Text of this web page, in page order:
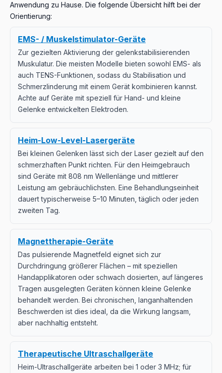
Handfunktion. 8
Intensität und steigere langsam, bis du sichtbare, aber
nicht schmerzhafte Kontraktionen wahrnimmst. 15–20
hilfreich, wenn du während der Physiotherapie das
Gefühl hast, den Muskel nicht gezielt ansteuern zu
können – die Stimulation zeigt dir, wie die korrekte
Aktivierung aussehen sollte.
Anwendung zu Hause. Die folgende Übersicht hilft bei der
Orientierung:
EMS- / Muskelstimulator-Geräte
Zur gezielten Aktivierung der gelenkstabilisierenden
Muskulatur. Die meisten Modelle bieten sowohl EMS- als
auch TENS-Funktionen, sodass du Stabilisation und
Schmerzlinderung mit einem Gerät kombinieren kannst.
Achte auf Geräte mit speziell für Hand- und kleine
Gelenke entwickelten Elektroden.
Heim-Low-Level-Lasergeräte
Bei kleinen Gelenken lässt sich der Laser gezielt auf den
schmerzhaften Punkt richten. Für den Heimgebrauch
sind Geräte mit 808 nm Wellenlänge und mittlerer
Leistung am gebräuchlichsten. Eine Behandlungseinheit
dauert typischerweise 5–10 Minuten, täglich oder jeden
zweiten Tag.
Magnettherapie-Geräte
Das pulsierende Magnetfeld eignet sich zur
Durchdringung größerer Flächen – mit speziellen
Handapplikatoren oder schwach dosierten, auf längeres
Tragen ausgelegten Geräten können kleine Gelenke
behandelt werden. Bei chronischen, langanhaltenden
Beschwerden ist dies ideal, da die Wirkung langsam,
aber nachhaltig entsteht.
Therapeutische Ultraschallgeräte
Heim-Ultraschallgeräte arbeiten bei 1 oder 3 MHz; für